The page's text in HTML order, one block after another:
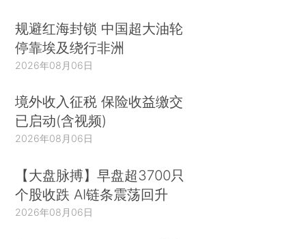
规避红海封锁 中国超大油轮
停靠埃及绕行非洲
2026年08月06日
境外收入征税 保险收益缴交
已启动(含视频)
2026年08月06日
【大盘脉搏】早盘超3700只
个股收跌 AI链条震荡回升
2026年08月06日